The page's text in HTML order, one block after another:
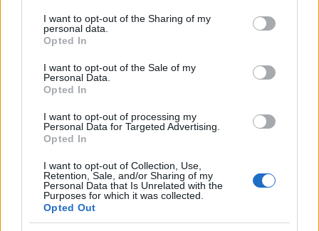
not limited to your visit or usage behaviour. You may click to
grant or deny consent to Google and its third-party tags to
use your data for below specified purposes in below Google
consent section.
I want to opt-out of the Sharing of my
personal data.
Opted In
I want to opt-out of the Sale of my
Personal Data.
Opted In
I want to opt-out of processing my
Personal Data for Targeted Advertising.
Opted In
I want to opt-out of Collection, Use,
Retention, Sale, and/or Sharing of my
Personal Data that Is Unrelated with the
Purposes for which it was collected.
Opted Out
Amerika nem hagyta válasz nélkül
az Apache lelövését
Donald Trump amerikai elnök közben azt is
közölte, hogy az Apache helikoptert iráni
erők lőtték le, ezért az amerikai légierő
megtorlócsapásokathajtott végre Iránban. Az
Egyesült Államok keddi légicsapásai iráni
légvédelmi rendszereket, földi